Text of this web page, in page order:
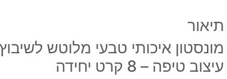
תיאור
מונסטון איכותי טבעי מלוטש
עיצוב טיפה – 8 קרט יחידה